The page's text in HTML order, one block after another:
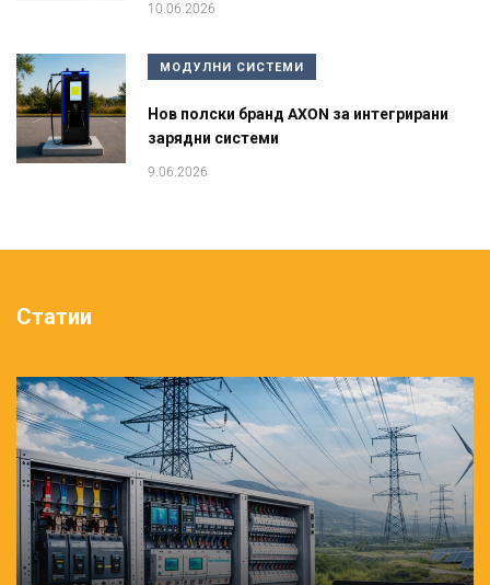
10.06.2026
МОДУЛНИ СИСТЕМИ
Нов полски бранд AXON за интегрирани
зарядни системи
9.06.2026
Статии